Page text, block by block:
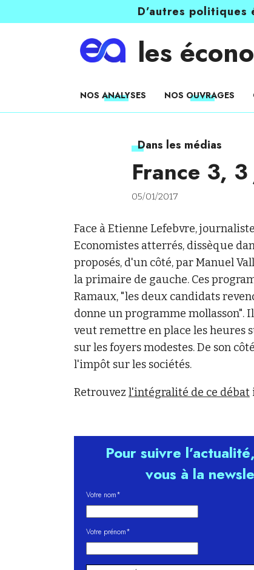
D’autres politiques
les
NOS ANALYSES NOS OUVRAGES
Dans les médias
France 3,
05/01/2017
Face à Etienne Lefebvre,
Economistes atterrés, dissèque
proposés, d'un côté, par Manuel
la primaire de gauche. Ces
Ramaux, "les deux candidats
donne un programme mollasson".
veut remettre en place les heures
sur les foyers modestes. De son
l'impôt sur les sociétés.
Retrouvez l'intégralité de ce débat
Pour suivre
vous à la
Votre nom*
Votre prénom*